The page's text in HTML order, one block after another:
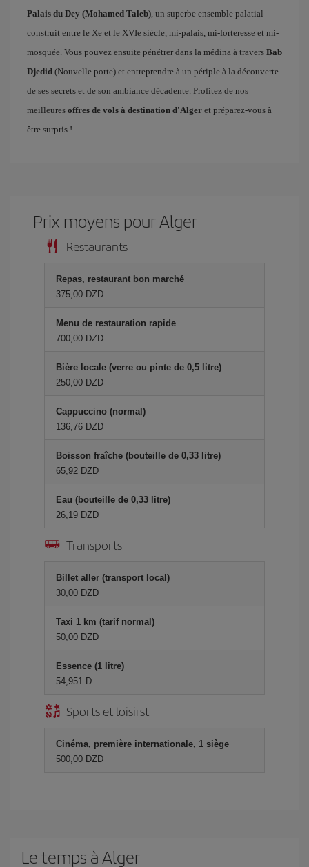
Palais du Dey (Mohamed Taleb), un superbe ensemble palatial
construit entre le Xe et le XVIe siècle, mi-palais, mi-forteresse et mi-
mosquée. Vous pouvez ensuite pénétrer dans la médina à travers Bab
Djedid (Nouvelle porte) et entreprendre à un périple à la découverte
de ses secrets et de son ambiance décadente. Profitez de nos
meilleures offres de vols à destination d'Alger et préparez-vous à
être surpris !
Prix ​​moyens pour Alger
Restaurants
Repas, restaurant bon marché
375,00 DZD
Menu de restauration rapide
700,00 DZD
Bière locale (verre ou pinte de 0,5 litre)
250,00 DZD
Cappuccino (normal)
136,76 DZD
Boisson fraîche (bouteille de 0,33 litre)
65,92 DZD
Eau (bouteille de 0,33 litre)
26,19 DZD
Transports
Billet aller (transport local)
30,00 DZD
Taxi 1 km (tarif normal)
50,00 DZD
Essence (1 litre)
54,951 D
Sports et loisirst
Cinéma, première internationale, 1 siège
500,00 DZD
Le temps à Alger